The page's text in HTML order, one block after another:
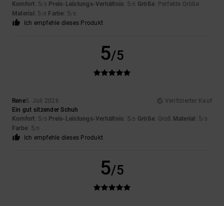
Komfort: 5/5 Preis-Leistungs-Verhältnis: 5/5 Größe: Perfekte Größe
Material : 5 /5 Farbe: 5/5
Ich empfehle dieses Produkt
5/5
Rene5. Juli 2026
Verifizierter Kauf
Ein gut sitzender Schuh
Komfort: 5/5 Preis-Leistungs-Verhältnis: 5/5 Größe: Groß Material : 5/5
Farbe: 5/5
Ich empfehle dieses Produkt
5/5